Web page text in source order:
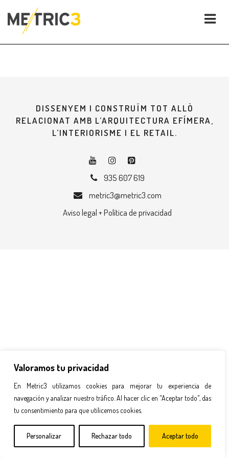
Valoramos tu privacidad
En Metric3 utilizamos cookies para mejorar tu experiencia de
navegación y analizar nuestro tráfico. Al hacer clic en "Aceptar todo", das
tu consentimiento para que utilicemos cookies.
Personalizar Rechazar todo Aceptar todo
DISSENYEM I CONSTRUÏM TOT ALLÒ
RELACIONAT AMB L’ARQUITECTURA EFÍMERA,
L’INTERIORISME I EL RETAIL.
935 607 619
metric3@metric3.com
Aviso legal + Política de privacidad